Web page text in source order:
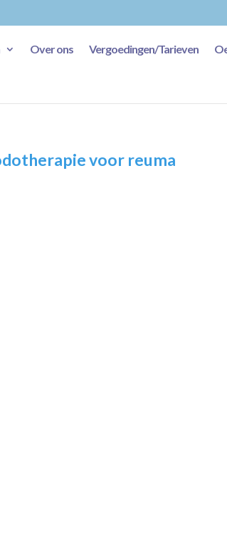
Over ons Vergoedingen/Tarieven
voor reuma